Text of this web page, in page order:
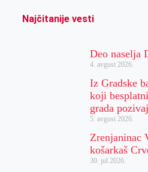
Najčitanije vesti
Deo naselja
4. avgust 2026.
Iz Gradske
koji
grada
5. avgust 2026.
Zrenjaninac
košarkaš
30. jul 2026.